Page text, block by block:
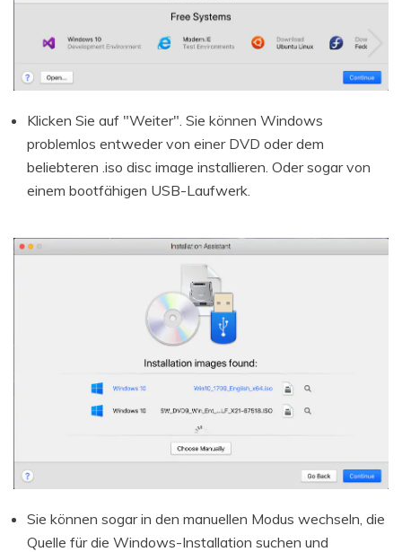
Klicken Sie auf "Weiter". Sie können Windows
problemlos entweder von einer DVD oder dem
beliebteren .iso disc image installieren. Oder sogar von
einem bootfähigen USB-Laufwerk.
Sie können sogar in den manuellen Modus wechseln, die
Quelle für die Windows-Installation suchen und